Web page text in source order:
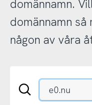
domännamn.
domännamn
någon av våra
Sök